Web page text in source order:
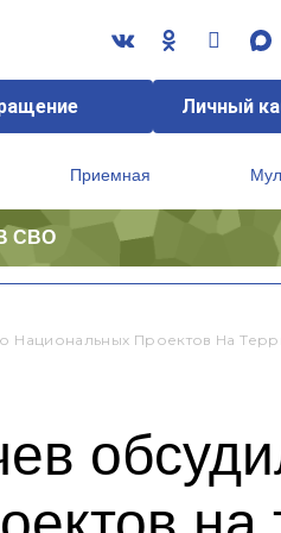
Личный
Приемная
СВО
Проектов На